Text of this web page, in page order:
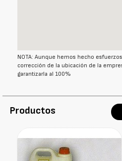
NOTA: Aunque hemos hecho
corrección de la ubicación de la
garantizarla al 100%
Productos